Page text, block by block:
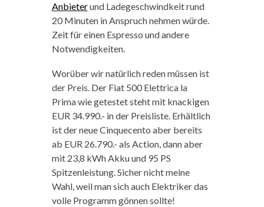
Anbieterund Ladegeschwindkeit rund
20 Minuten in Anspruch nehmen würde.
Zeit für einen Espresso und andere
Notwendigkeiten.
Worüber wir natürlich reden müssen ist
der Preis. Der Fiat 500 Elettrica la
Prima wie getestet steht mit knackigen
EUR 34.990.- in der Preisliste. Erhältlich
ist der neue Cinquecento aber bereits
ab EUR 26.790.- als Action, dann aber
mit 23,8 kWh Akku und 95 PS
Spitzenleistung. Sicher nicht meine
Wahl, weil man sich auch Elektriker das
volle Programm gönnen sollte!